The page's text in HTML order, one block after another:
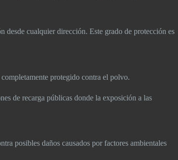
desde cualquier dirección. Este grado de protección es
protegido contra el polvo.
de recarga públicas donde la exposición a las
posibles daños causados por factores ambientales